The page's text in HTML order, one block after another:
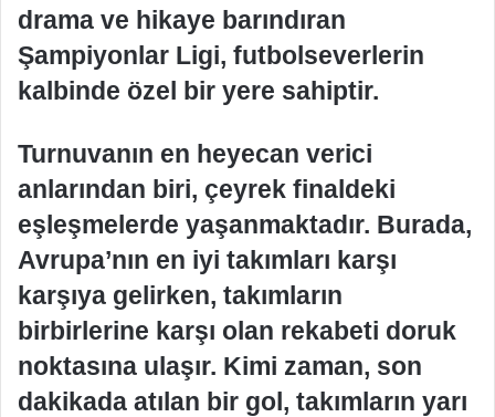
drama ve hikaye barındıran
Şampiyonlar Ligi, futbolseverlerin
kalbinde özel bir yere sahiptir.
Turnuvanın en heyecan verici
anlarından biri, çeyrek finaldeki
eşleşmelerde yaşanmaktadır. Burada,
Avrupa’nın en iyi takımları karşı
karşıya gelirken, takımların
birbirlerine karşı olan rekabeti doruk
noktasına ulaşır. Kimi zaman, son
dakikada atılan bir gol, takımların yarı